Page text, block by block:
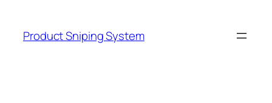
content
Product Sniping System